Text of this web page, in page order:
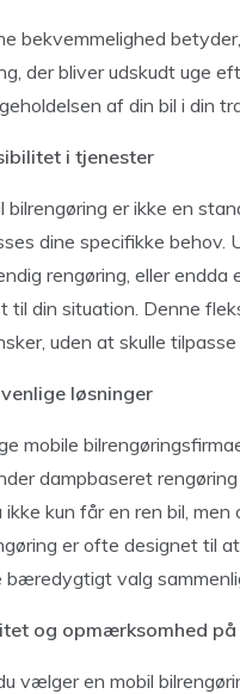
bekvemmelighed
der bliver udskudt uge
af din bil i din
i tjenester
bilrengøring er ikke en
dine specifikke behov.
rengøring, eller
til din situation. Denne
uden at skulle
løsninger
mobile
dampbaseret
ikke kun får en ren bil,
er ofte designet til
bæredygtigt valg
og opmærksomhed
vælger en mobil